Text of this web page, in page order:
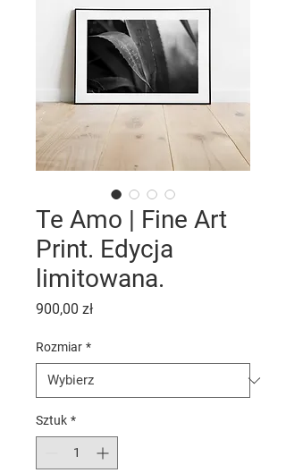
Te Amo | Fine Art
Print. Edycja
limitowana.
900,00 złCena
Rozmiar *
Sztuk *